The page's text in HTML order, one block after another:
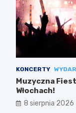
KONCERTY
Muzyczna
Włochach!
8 sierpnia 2026